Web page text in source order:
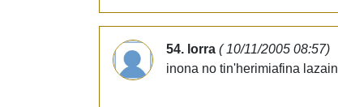
54. lorra ( 10/11/2005 08:57)
inona no tin'herimiafina